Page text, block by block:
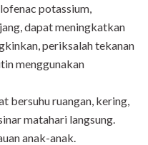
potassium,
dapat meningkatkan
periksalah tekanan
menggunakan
bersuhu ruangan, kering,
matahari langsung.
anak-anak.